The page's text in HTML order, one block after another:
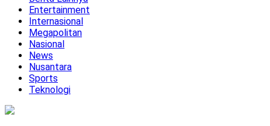
Entertainment
Internasional
Megapolitan
Nasional
News
Nusantara
Sports
Teknologi